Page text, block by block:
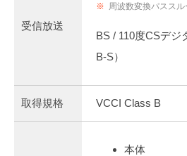
受信放送
※ 周波数変換パスス
BS / 110度CSデジ
B-S）
取得規格 VCCI Class B
本体